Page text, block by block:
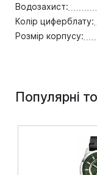
Водозахист:
Колір циферблату:
Розмір корпусу:
Популярні